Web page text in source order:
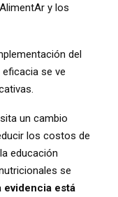
y los
del
se ve
un cambio
los costos de
educación
se
evidencia está